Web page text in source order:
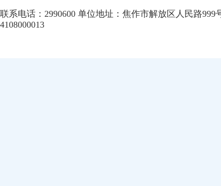
联系电话：2990600 单位地址：焦作市解放区人民路999
4108000013